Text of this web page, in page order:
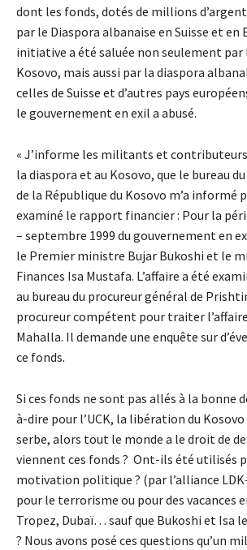
dont les fonds, dotés de millions
par le Diaspora albanaise en Suisse et en
initiative a été saluée non seulement
Kosovo, mais aussi par la diaspora
celles de Suisse et d’autres pays
le gouvernement en exil a abusé.
« J’informe les militants et contributeurs
la diaspora et au Kosovo, que le bureau
de la République du Kosovo m’a informé
examiné le rapport financier : Pour la
– septembre 1999 du gouvernement en
le Premier ministre Bujar Bukoshi et le
Finances Isa Mustafa. L’affaire a été
au bureau du procureur général de
procureur compétent pour traiter l’affaire
Mahalla. Il demande une enquête sur
ce fonds.
Si ces fonds ne sont pas allés à la bonne
à-dire pour l’UCK, la libération du Kosovo
serbe, alors tout le monde a le droit de
viennent ces fonds ? Ont-ils été utilisés
motivation politique ? (par l’alliance
pour le terrorisme ou pour des vacances
Tropez, Dubaï… sauf que Bukoshi et Isa
? Nous avons posé ces questions qu’un